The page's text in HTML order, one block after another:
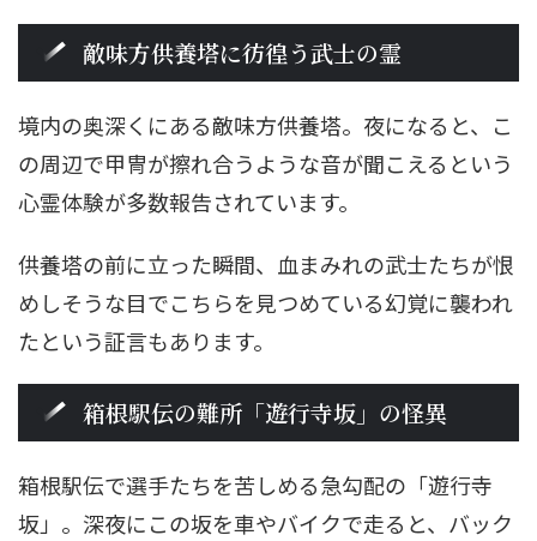
敵味方供養塔に彷徨う武士の霊
境内の奥深くにある敵味方供養塔。夜になると、こ
の周辺で甲冑が擦れ合うような音が聞こえるという
心霊体験が多数報告されています。
供養塔の前に立った瞬間、血まみれの武士たちが恨
めしそうな目でこちらを見つめている幻覚に襲われ
たという証言もあります。
箱根駅伝の難所「遊行寺坂」の怪異
箱根駅伝で選手たちを苦しめる急勾配の「遊行寺
坂」。深夜にこの坂を車やバイクで走ると、バック